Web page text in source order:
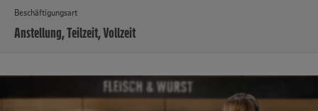
Beschäftigungsart
Anstellung, Teilzeit, Vollzeit